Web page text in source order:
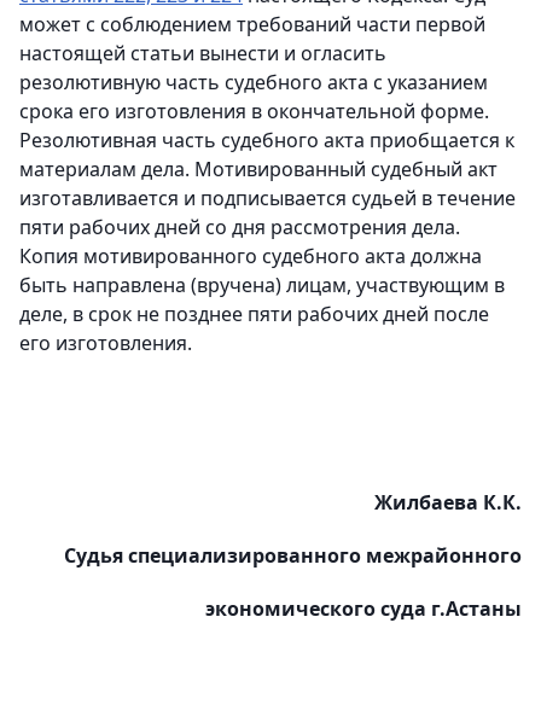
может с соблюдением требований части первой
настоящей статьи вынести и огласить
резолютивную часть судебного акта с указанием
срока его изготовления в окончательной форме.
Резолютивная часть судебного акта приобщается к
материалам дела. Мотивированный судебный акт
изготавливается и подписывается судьей в течение
пяти рабочих дней со дня рассмотрения дела.
Копия мотивированного судебного акта должна
быть направлена (вручена) лицам, участвующим в
деле, в срок не позднее пяти рабочих дней после
его изготовления.
Жилбаева К.К.
Судья специализированного межрайонного
экономического суда г.Астаны